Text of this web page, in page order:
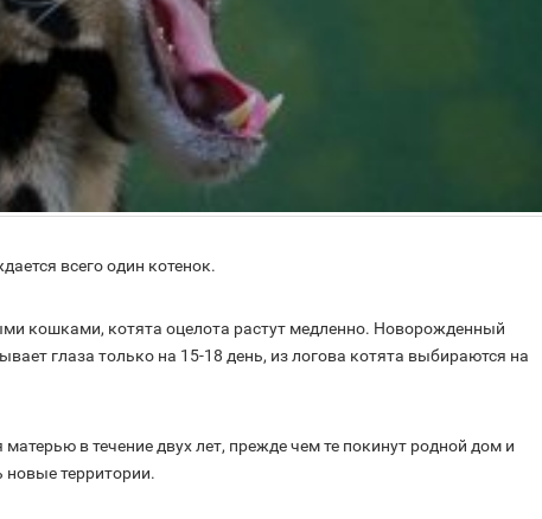
всего один котенок.
кошками, котята оцелота растут медленно. Новорожденный
глаза только на 15-18 день, из логова котята выбираются на
в течение двух лет, прежде чем те покинут родной дом и
новые территории.